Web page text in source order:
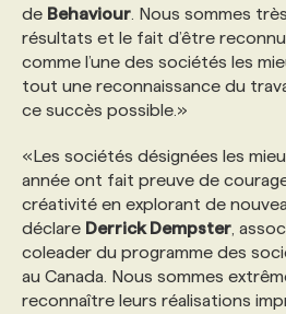
de Behaviour . Nous sommes
résultats et le fait d’être
comme l’une des sociétés les
tout une reconnaissance du
ce succès possible.»
«Les sociétés désignées les
année ont fait preuve de
créativité en explorant de
déclare Derrick Dempster ,
coleader du programme des
au Canada. Nous sommes
reconnaître leurs réalisations